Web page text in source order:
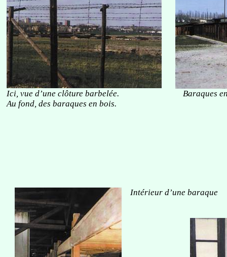
Ici, vue d’une clôture barbelée.
Au fond, des baraques en bois.
Baraques en
Intérieur d’une baraque